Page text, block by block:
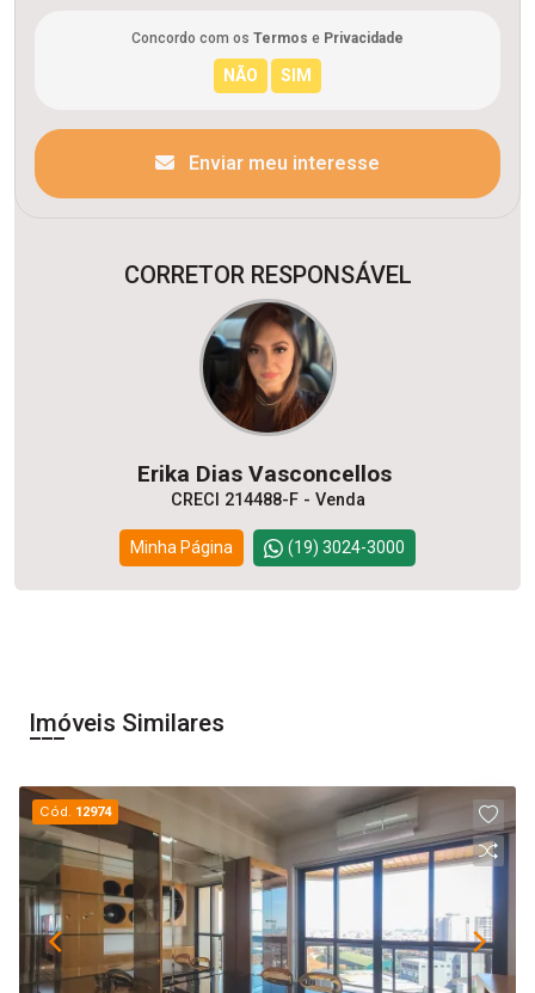
Concordo com os Termos e Privacidade
Enviar meu interesse
CORRETOR RESPONSÁVEL
Erika Dias Vasconcellos
CRECI 214488-F - Venda
Minha Página (19) 3024-3000
Imóveis Similares
Cód. 12974